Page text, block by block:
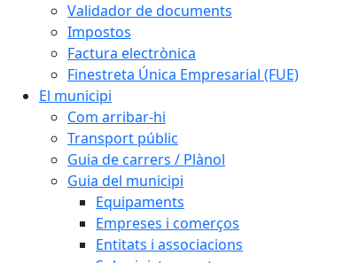
Validador de documents
Impostos
Factura electrònica
Finestreta Única Empresarial (FUE)
El municipi
Com arribar-hi
Transport públic
Guia de carrers / Plànol
Guia del municipi
Equipaments
Empreses i comerços
Entitats i associacions